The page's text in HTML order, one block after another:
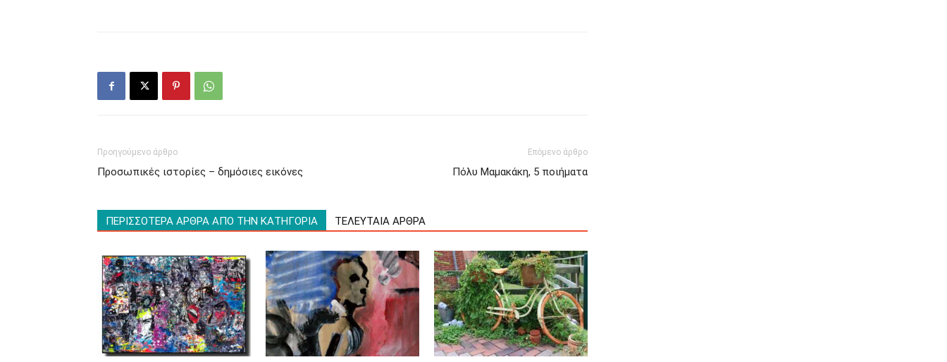
Προηγούμενο άρθρο
Προσωπικές ιστορίες – δημόσιες εικόνες
Επόμενο άρθρο
Πόλυ Μαμακάκη, 5 ποιήματα
ΠΕΡΙΣΣΟΤΕΡΑ ΑΡΘΡΑ ΑΠΟ ΤΗΝ ΚΑΤΗΓΟΡΙΑ ΤΕΛΕΥΤΑΙΑ ΑΡΘΡΑ